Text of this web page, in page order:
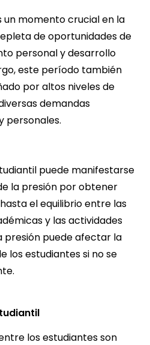
un momento crucial en la
de oportunidades de
personal y desarrollo
este período también
por altos niveles de
demandas
personales.
puede manifestarse
la presión por obtener
el equilibrio entre las
y las actividades
presión puede afectar la
los estudiantes si no se
los estudiantes son